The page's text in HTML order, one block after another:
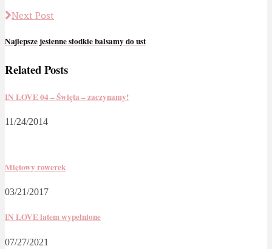
Next Post
Najlepsze jesienne słodkie balsamy do ust
Related Posts
IN LOVE 04 – Święta – zaczynamy!
11/24/2014
Miętowy rowerek
03/21/2017
IN LOVE latem wypełnione
07/27/2021